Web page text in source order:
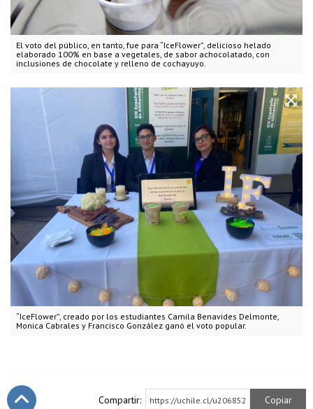
El voto del público, en tanto, fue para “IceFlower”, delicioso helado
elaborado 100% en base a vegetales, de sabor achocolatado, con
inclusiones de chocolate y relleno de cochayuyo.
“IceFlower”, creado por los estudiantes Camila Benavides Delmonte,
Monica Cabrales y Francisco González ganó el voto popular.
Compartir: https://uchile.cl/u206852 Copiar